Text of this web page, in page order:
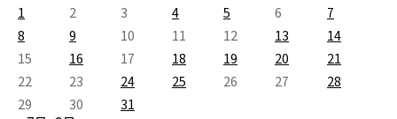
1
2 3 4 5 6
7
8
9 10 11 12 13
14
15
16 17 18 19 20
21
22
23 24 25 26 27
28
29
30 31